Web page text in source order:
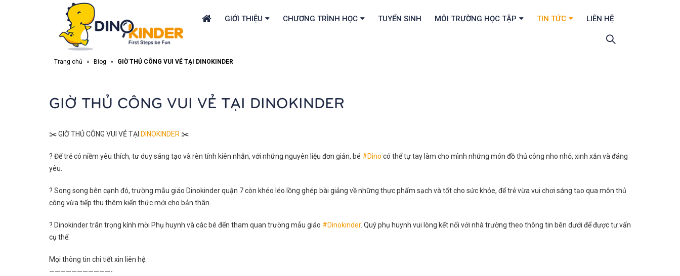
GIỚI THIỆU CHƯƠNG TRÌNH HỌC TUYỂN SINH MÔI TRƯỜNG HỌC TẬP TIN TỨC LIÊN HỆ
Trang chủ » Blog » GIỜ THỦ CÔNG VUI VẺ TẠI DINOKINDER
GIỜ THỦ CÔNG VUI VẺ TẠI DINOKINDER
✂️GIỜ THỦ CÔNG VUI VẺ TẠI DINOKINDER ✂️
? Để trẻ có niềm yêu thích, tư duy sáng tạo và rèn tính kiên nhẫn, với những nguyên liệu đơn giản, bé #Dino có thể tự tay làm cho mình những món đồ thủ công nho nhỏ, xinh xắn và đáng
yêu.
? Song song bên cạnh đó, trường mẫu giáo Dinokinder quận 7 còn khéo léo lồng ghép bài giảng về những thực phẩm sạch và tốt cho sức khỏe, để trẻ vừa vui chơi sáng tạo qua môn thủ
công vừa tiếp thu thêm kiến thức mới cho bản thân.
? Dinokinder trân trọng kính mời Phụ huynh và các bé đến tham quan trường mẫu giáo #Dinokinder. Quý phụ huynh vui lòng kết nối với nhà trường theo thông tin bên dưới để được tư vấn
cụ thể.
Mọi thông tin chi tiết xin liên hệ:
———————————-